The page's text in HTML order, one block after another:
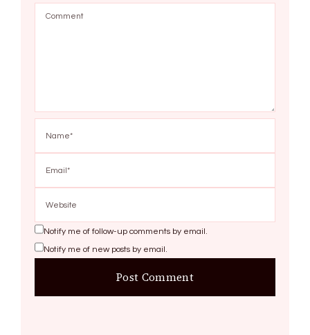
Notify me of follow-up comments by email.
Notify me of new posts by email.